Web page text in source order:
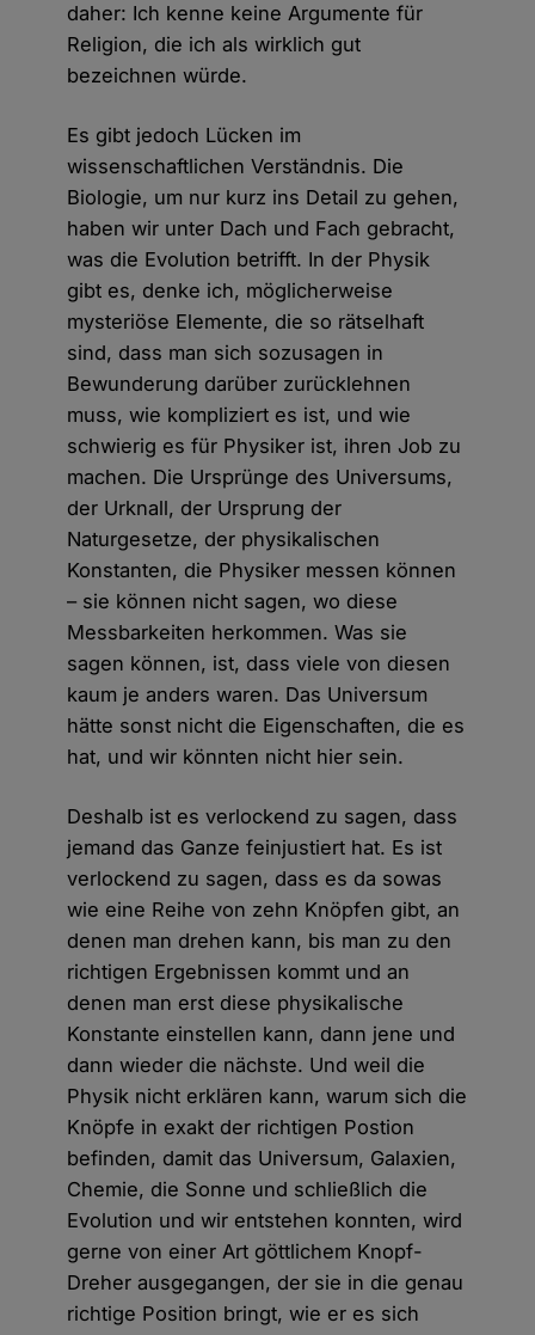
daher: Ich kenne keine Argumente für
Religion, die ich als wirklich gut
bezeichnen würde.
Es gibt jedoch Lücken im
wissenschaftlichen Verständnis. Die
Biologie, um nur kurz ins Detail zu gehen,
haben wir unter Dach und Fach gebracht,
was die Evolution betrifft. In der Physik
gibt es, denke ich, möglicherweise
mysteriöse Elemente, die so rätselhaft
sind, dass man sich sozusagen in
Bewunderung darüber zurücklehnen
muss, wie kompliziert es ist, und wie
schwierig es für Physiker ist, ihren Job zu
machen. Die Ursprünge des Universums,
der Urknall, der Ursprung der
Naturgesetze, der physikalischen
Konstanten, die Physiker messen können
– sie können nicht sagen, wo diese
Messbarkeiten herkommen. Was sie
sagen können, ist, dass viele von diesen
kaum je anders waren. Das Universum
hätte sonst nicht die Eigenschaften, die es
hat, und wir könnten nicht hier sein.
Deshalb ist es verlockend zu sagen, dass
jemand das Ganze feinjustiert hat. Es ist
verlockend zu sagen, dass es da sowas
wie eine Reihe von zehn Knöpfen gibt, an
denen man drehen kann, bis man zu den
richtigen Ergebnissen kommt und an
denen man erst diese physikalische
Konstante einstellen kann, dann jene und
dann wieder die nächste. Und weil die
Physik nicht erklären kann, warum sich die
Knöpfe in exakt der richtigen Postion
befinden, damit das Universum, Galaxien,
Chemie, die Sonne und schließlich die
Evolution und wir entstehen konnten, wird
gerne von einer Art göttlichem Knopf-
Dreher ausgegangen, der sie in die genau
richtige Position bringt, wie er es sich